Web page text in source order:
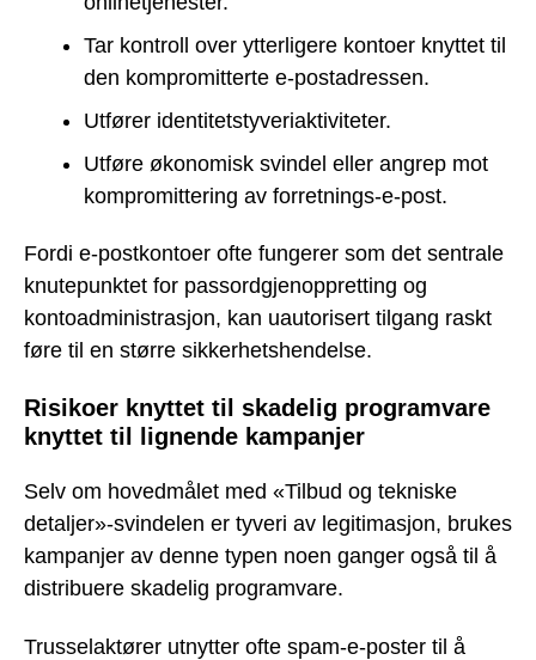
Tar kontroll over ytterligere kontoer knyttet til
den kompromitterte e-postadressen.
Utfører identitetstyveriaktiviteter.
Utføre økonomisk svindel eller angrep mot
kompromittering av forretnings-e-post.
Fordi e-postkontoer ofte fungerer som det sentrale
knutepunktet for passordgjenoppretting og
kontoadministrasjon, kan uautorisert tilgang raskt
føre til en større sikkerhetshendelse.
Risikoer knyttet til skadelig programvare
knyttet til lignende kampanjer
Selv om hovedmålet med «Tilbud og tekniske
detaljer»-svindelen er tyveri av legitimasjon, brukes
kampanjer av denne typen noen ganger også til å
distribuere skadelig programvare.
Trusselaktører utnytter ofte spam-e-poster til å